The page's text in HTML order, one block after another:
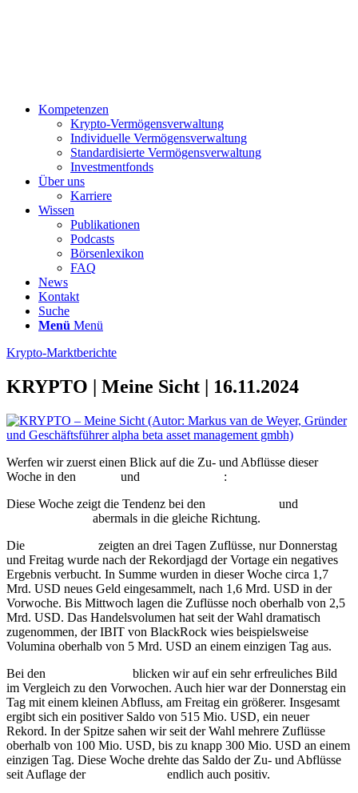
Kompetenzen
Krypto-Vermögensverwaltung
Individuelle Vermögensverwaltung
Standardisierte Vermögensverwaltung
Investmentfonds
Über uns
Karriere
Wissen
Publikationen
Podcasts
Börsenlexikon
FAQ
News
Kontakt
Suche
Menü Menü
Krypto-Marktberichte
KRYPTO | Meine Sicht | 16.11.2024
Werfen wir zuerst einen Blick auf die Zu- und Abflüsse dieser
Woche in den
und
:
Diese Woche zeigt die Tendenz bei den
und
abermals in die gleiche Richtung.
Die
zeigten an drei Tagen Zuflüsse, nur Donnerstag
und Freitag wurde nach der Rekordjagd der Vortage ein negatives
Ergebnis verbucht. In Summe wurden in dieser Woche circa 1,7
Mrd. USD neues Geld eingesammelt, nach 1,6 Mrd. USD in der
Vorwoche. Bis Mittwoch lagen die Zuflüsse noch oberhalb von 2,5
Mrd. USD. Das Handelsvolumen hat seit der Wahl dramatisch
zugenommen, der IBIT von BlackRock wies beispielsweise
Volumina oberhalb von 5 Mrd. USD an einem einzigen Tag aus.
Bei den
blicken wir auf ein sehr erfreuliches Bild
im Vergleich zu den Vorwochen. Auch hier war der Donnerstag ein
Tag mit einem kleinen Abfluss, am Freitag ein größerer. Insgesamt
ergibt sich ein positiver Saldo von 515 Mio. USD, ein neuer
Rekord. In der Spitze sahen wir seit der Wahl mehrere Zuflüsse
oberhalb von 100 Mio. USD, bis zu knapp 300 Mio. USD an einem
einzigen Tag. Diese Woche drehte das Saldo der Zu- und Abflüsse
seit Auflage der
endlich auch positiv.